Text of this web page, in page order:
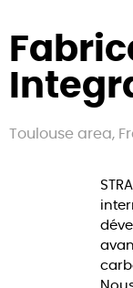
Toulouse area,